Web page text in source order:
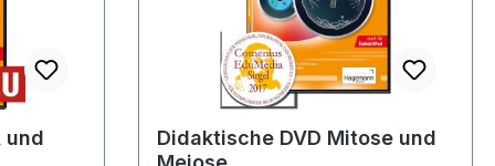
und
Didaktische DVD Mitose und